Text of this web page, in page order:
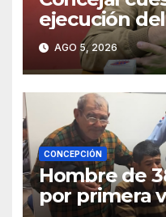
ejecución del
mayor
municipio
AGO 5, 2026
CONCEPCIÓN
Hombre de
por primera